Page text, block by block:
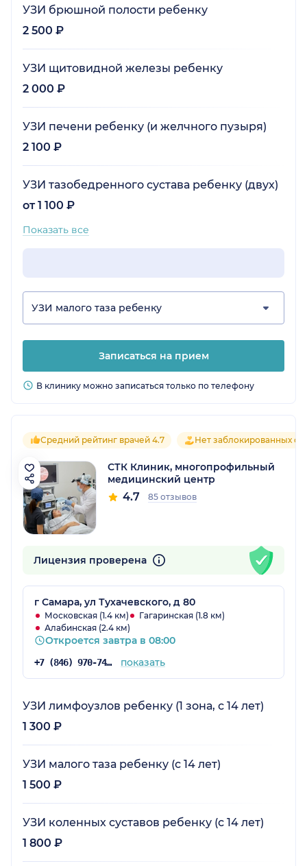
УЗИ брюшной полости ребенку
2 500 ₽
УЗИ щитовидной железы ребенку
2 000 ₽
УЗИ печени ребенку (и желчного пузыря)
2 100 ₽
УЗИ тазобедренного сустава ребенку (двух)
от 1 100 ₽
Показать все
УЗИ малого таза ребенку
Записаться на прием
В клинику можно записаться только по телефону
Средний рейтинг врачей 4.7 Нет заблокированных
СТК Клиник, многопрофильный
медицинский центр
4.7 85 отзывов
Лицензия проверена
г Самара, ул Тухачевского, д 80
Московская (1.4 км)
Гагаринская (1.8 км)
Алабинская (2.4 км)
Откроется завтра в 08:00
+7 (846) 970-74-25 показать
УЗИ лимфоузлов ребенку (1 зона, с 14 лет)
1 300 ₽
УЗИ малого таза ребенку (с 14 лет)
1 500 ₽
УЗИ коленных суставов ребенку (с 14 лет)
1 800 ₽